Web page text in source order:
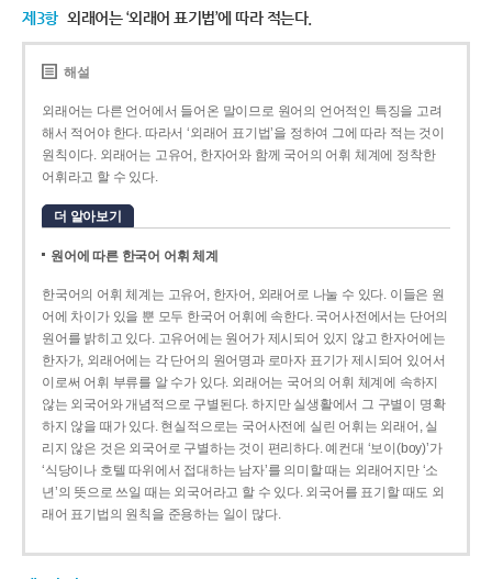
제3항 외래어는 ‘외래어 표기법’에 따라 적는다.
해설
외래어는 다른 언어에서 들어온 말이므로 원어의 언어적인 특징을 고려
해서 적어야 한다. 따라서 ‘외래어 표기법’을 정하여 그에 따라 적는 것이
원칙이다. 외래어는 고유어, 한자어와 함께 국어의 어휘 체계에 정착한
어휘라고 할 수 있다.
더 알아보기
원어에 따른 한국어 어휘 체계
한국어의 어휘 체계는 고유어, 한자어, 외래어로 나눌 수 있다. 이들은 원
어에 차이가 있을 뿐 모두 한국어 어휘에 속한다. 국어사전에서는 단어의
원어를 밝히고 있다. 고유어에는 원어가 제시되어 있지 않고 한자어에는
한자가, 외래어에는 각 단어의 원어명과 로마자 표기가 제시되어 있어서
이로써 어휘 부류를 알 수가 있다. 외래어는 국어의 어휘 체계에 속하지
않는 외국어와 개념적으로 구별된다. 하지만 실생활에서 그 구별이 명확
하지 않을 때가 있다. 현실적으로는 국어사전에 실린 어휘는 외래어, 실
리지 않은 것은 외국어로 구별하는 것이 편리하다. 예컨대 ‘보이(boy)’가
‘식당이나 호텔 따위에서 접대하는 남자’를 의미할 때는 외래어지만 ‘소
년’의 뜻으로 쓰일 때는 외국어라고 할 수 있다. 외국어를 표기할 때도 외
래어 표기법의 원칙을 준용하는 일이 많다.